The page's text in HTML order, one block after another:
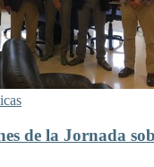
de la Jornada